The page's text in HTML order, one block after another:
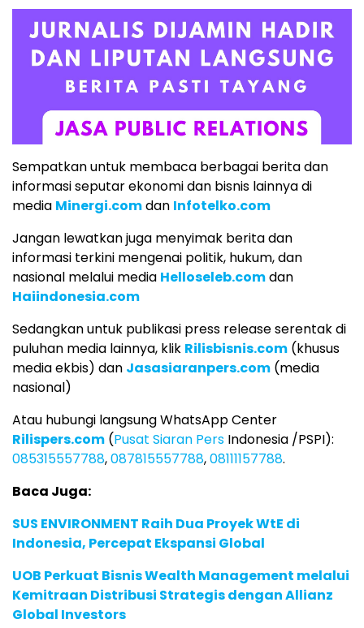
Sempatkan untuk membaca berbagai berita dan
informasi seputar ekonomi dan bisnis lainnya di
media Minergi.comdan Infotelko.com
Jangan lewatkan juga menyimak berita dan
informasi terkini mengenai politik, hukum, dan
nasional melalui media Helloseleb.comdan
Haiindonesia.com
Sedangkan untuk publikasi press release serentak di
puluhan media lainnya, klik Rilisbisnis.com (khusus
media ekbis) dan Jasasiaranpers.com (media
nasional)
Atau hubungi langsung WhatsApp Center
Rilispers.com (Pusat Siaran Pers Indonesia /PSPI):
085315557788,087815557788,08111157788.
Baca Juga:
SUS ENVIRONMENT Raih Dua Proyek WtE di
Indonesia, Percepat Ekspansi Global
UOB Perkuat Bisnis Wealth Management melalui
Kemitraan Distribusi Strategis dengan Allianz
Global Investors